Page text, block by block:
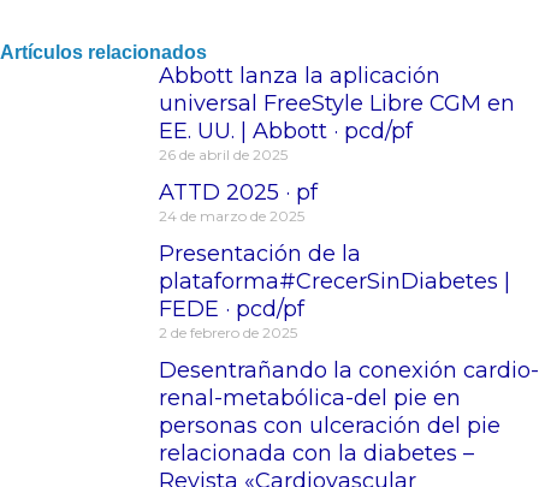
Artículos relacionados
Abbott lanza la aplicación
universal FreeStyle Libre CGM en
EE. UU. | Abbott · pcd/pf
26 de abril de 2025
ATTD 2025 · pf
24 de marzo de 2025
Presentación de la
plataforma#CrecerSinDiabetes |
FEDE · pcd/pf
2 de febrero de 2025
Desentrañando la conexión cardio-
renal-metabólica-del pie en
personas con ulceración del pie
relacionada con la diabetes –
Revista «Cardiovascular